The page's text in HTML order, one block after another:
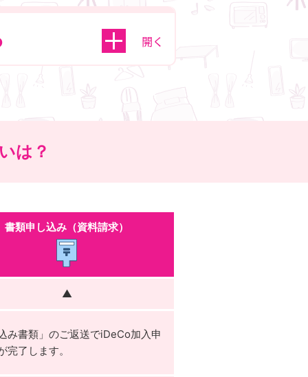
は？
書類申し込み （資料請求）
▲
み書類」のご返送でiDeCo加入申
完了します。